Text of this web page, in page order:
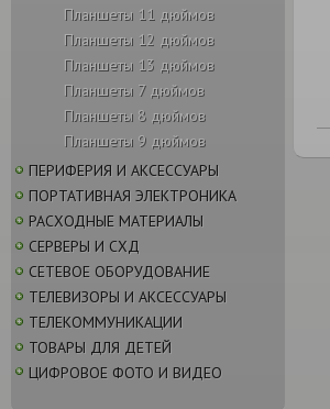
Планшеты 11 дюймов
Планшеты 12 дюймов
Планшеты 13 дюймов
Планшеты 7 дюймов
Планшеты 8 дюймов
Планшеты 9 дюймов
ПЕРИФЕРИЯ И АКСЕССУАРЫ
ПОРТАТИВНАЯ ЭЛЕКТРОНИКА
РАСХОДНЫЕ МАТЕРИАЛЫ
СЕРВЕРЫ И СХД
СЕТЕВОЕ ОБОРУДОВАНИЕ
ТЕЛЕВИЗОРЫ И АКСЕССУАРЫ
ТЕЛЕКОММУНИКАЦИИ
ТОВАРЫ ДЛЯ ДЕТЕЙ
ЦИФРОВОЕ ФОТО И ВИДЕО